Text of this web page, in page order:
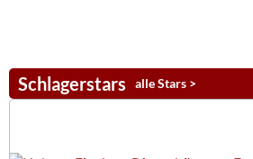
Schlagerstars alle Stars >